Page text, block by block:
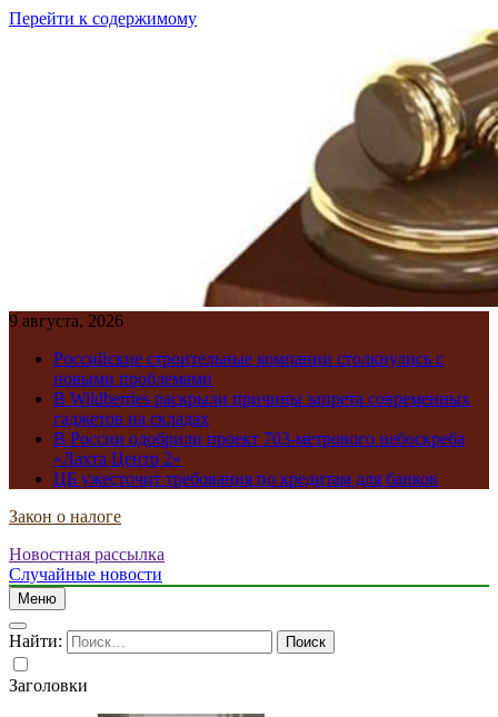
Перейти к содержимому
9 августа, 2026
Российские строительные компании столкнулись с
новыми проблемами
В Wildberries раскрыли причины запрета современных
гаджетов на складах
В России одобрили проект 703-метрового небоскреба
«Лахта Центр 2»
ЦБ ужесточит требования по кредитам для банков
Закон о налоге
Новостная рассылка
Случайные новости
Меню
Найти:
Заголовки